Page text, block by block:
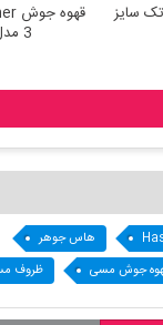
3 مدل کلاسیک
قهوه جوش Hascevher تک سایز
هاس جوهر
جوش مسی ظروف